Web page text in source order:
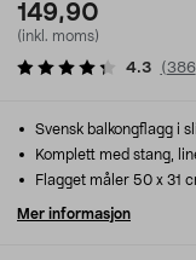
149,90
(inkl. moms)
4.3 (386
Svensk balkongflagg i
Komplett med stang,
Flagget måler 50 x 31
Mer informasjon